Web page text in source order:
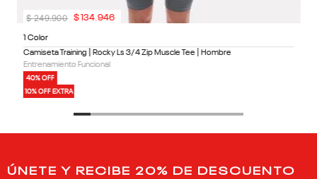
1 Color
Camiseta Training | Rocky Ls 3/4 Zip Muscle Tee | Hombre
Entrenamiento Funcional
40% OFF
10% OFF EXTRA
$ 249.900 $ 134.946
ÚNETE Y RECIBE 20% DE DESCUENTO